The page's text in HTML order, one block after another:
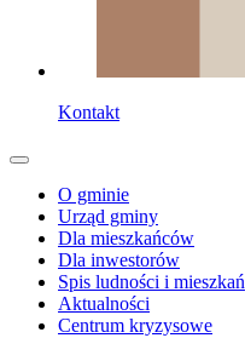
Kontakt
O gminie
Urząd gminy
Dla mieszkańców
Dla inwestorów
Spis ludności i mieszkań
Aktualności
Centrum kryzysowe